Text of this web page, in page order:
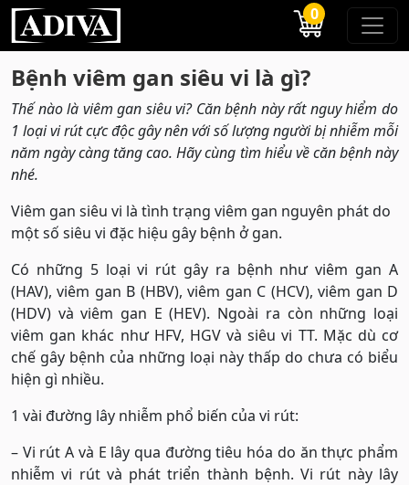
0
Bệnh viêm gan siêu vi là gì?
Thế nào là viêm gan siêu vi? Căn bệnh này rất nguy hiểm do
1 loại vi rút cực độc gây nên với số lượng người bị nhiễm mỗi
năm ngày càng tăng cao. Hãy cùng tìm hiểu về căn bệnh này
nhé.
Viêm gan siêu vi là tình trạng viêm gan nguyên phát do
một số siêu vi đặc hiệu gây bệnh ở gan.
Có những 5 loại vi rút gây ra bệnh như viêm gan A
(HAV), viêm gan B (HBV), viêm gan C (HCV), viêm gan D
(HDV) và viêm gan E (HEV). Ngoài ra còn những loại
viêm gan khác như HFV, HGV và siêu vi TT. Mặc dù cơ
chế gây bệnh của những loại này thấp do chưa có biểu
hiện gì nhiều.
1 vài đường lây nhiễm phổ biến của vi rút:
– Vi rút A và E lây qua đường tiêu hóa do ăn thực phẩm
nhiễm vi rút và phát triển thành bệnh. Vi rút này lây